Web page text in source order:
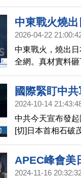
為重要的問題，
中東戰火燒
2026-04-22
中東戰火，燒出
全網。真材實料
第一島鏈的能源
深入分析。
國際緊盯中
2024-10-14
中共今天宣布發
[切]日本首相石破
的和平與穩定，
防衛大臣也緊盯
區（EEZ）或出
APEC峰會美
2024-11-16